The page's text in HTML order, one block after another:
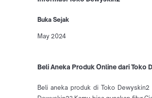
Buka Sejak
May 2024
Beli Aneka Produk Online dari Toko
Beli aneka produk di Toko